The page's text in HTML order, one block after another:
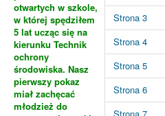
Strona 3
Strona 4
Strona 5
Strona 6
Strona 7
otwartych w szkole,
w której spędziłem
5 lat ucząc się na
kierunku Technik
ochrony
środowiska. Nasz
pierwszy pokaz
miał zachęcać
młodzież do